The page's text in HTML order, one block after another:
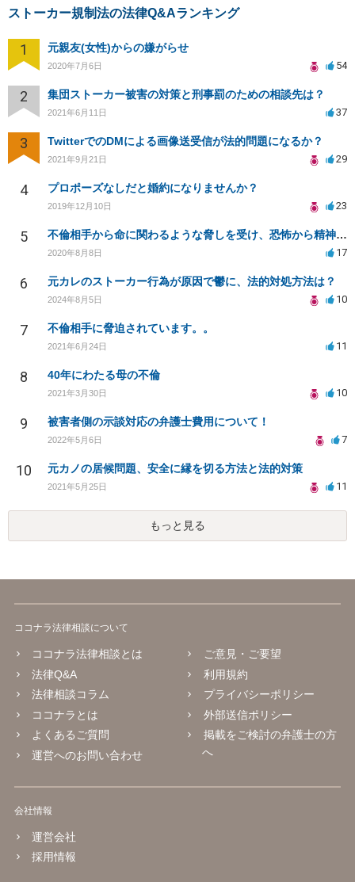
ストーカー規制法の法律Q&Aランキング
1 元親友(女性)からの嫌がらせ
2020年7月6日 54
2 集団ストーカー被害の対策と刑事罰のための相談先は？
2021年6月11日 37
3 TwitterでのDMによる画像送受信が法的問題になるか？
2021年9月21日 29
4 プロポーズなしだと婚約になりませんか？
2019年12月10日 23
5 不倫相手から命に関わるような脅しを受け、恐怖から精神的にまいっています。
2020年8月8日 17
6 元カレのストーカー行為が原因で鬱に、法的対処方法は？
2024年8月5日 10
7 不倫相手に脅迫されています。。
2021年6月24日 11
8 40年にわたる母の不倫
2021年3月30日 10
9 被害者側の示談対応の弁護士費用について！
2022年5月6日 7
10 元カノの居候問題、安全に縁を切る方法と法的対策
2021年5月25日 11
もっと見る
ココナラ法律相談について
ココナラ法律相談とは
法律Q&A
法律相談コラム
ココナラとは
よくあるご質問
運営へのお問い合わせ
ご意見・ご要望
利用規約
プライバシーポリシー
外部送信ポリシー
掲載をご検討の弁護士の方
へ
会社情報
運営会社
採用情報